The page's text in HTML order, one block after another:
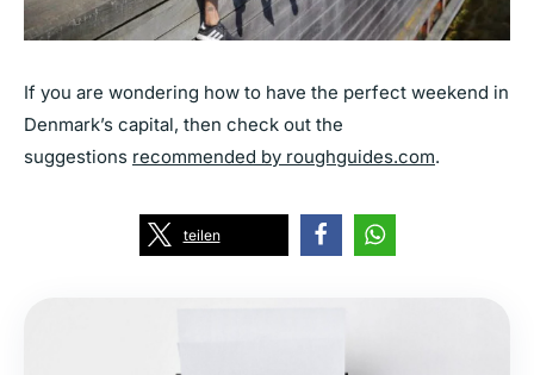
If you are wondering how to have the perfect weekend in
Denmark’s capital, then check out the
suggestions recommended by roughguides.com.
teilen